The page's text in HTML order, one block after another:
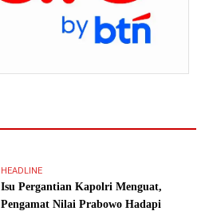
HEADLINE
Isu Pergantian Kapolri Menguat,
Pengamat Nilai Prabowo Hadapi